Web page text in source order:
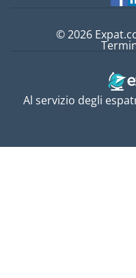
Al servizio degli
© 2026